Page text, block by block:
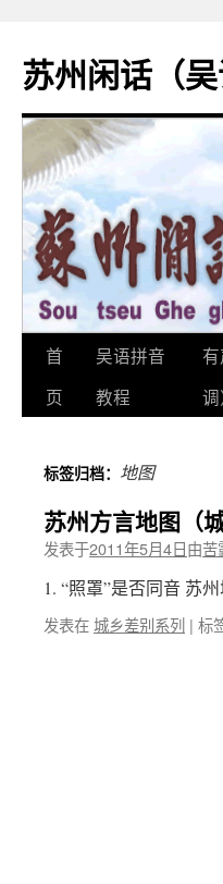
苏州闲话（
跳
至
文
首
页
吴语拼音
教程
调
标签归档： 地图
苏州方言地图（
发表于2011年5月4日由苦
1. “照罩”是否同音 苏
发表在城乡差别系列 | 标